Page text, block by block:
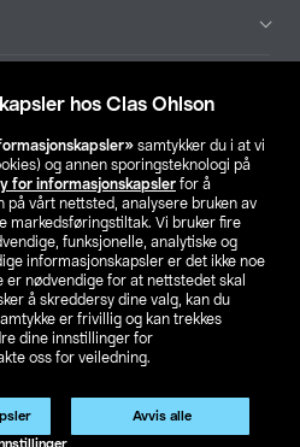
hos Clas Ohlson
samtykker du i at vi
og annen sporingsteknologi på
for informasjonskapsler for å
på vårt nettsted, analysere bruken av
markedsføringstiltak. Vi bruker fire
funksjonelle, analytiske og
informasjonskapsler er det ikke noe
er nødvendige for at nettstedet skal
å skreddersy dine valg, kan du
er frivillig og kan trekkes
dine innstillinger for
oss for veiledning.
Avvis alle
din butikk
NO FI
Kjøpsvilkår
For bedrifter